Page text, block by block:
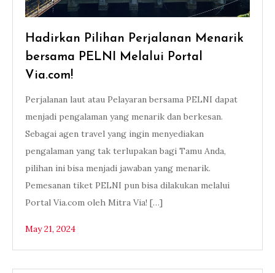
Hadirkan Pilihan Perjalanan Menarik
bersama PELNI Melalui Portal
Via.com!
Perjalanan laut atau Pelayaran bersama PELNI dapat
menjadi pengalaman yang menarik dan berkesan.
Sebagai agen travel yang ingin menyediakan
pengalaman yang tak terlupakan bagi Tamu Anda,
pilihan ini bisa menjadi jawaban yang menarik.
Pemesanan tiket PELNI pun bisa dilakukan melalui
Portal Via.com oleh Mitra Via! […]
May 21, 2024